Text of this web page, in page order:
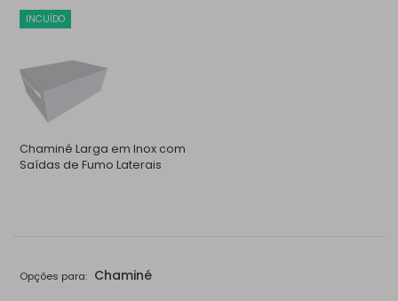
INCUÍDO
Chaminé Larga em Inox com
Saídas de Fumo Laterais
Opções para: Chaminé